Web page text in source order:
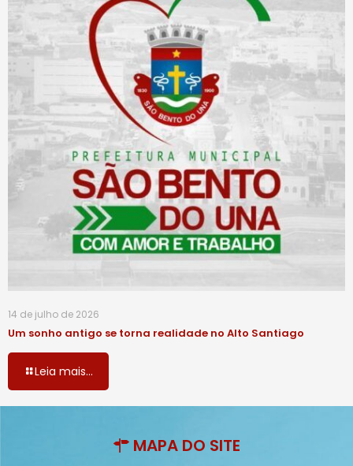
14 de julho de 2026
Um sonho antigo se torna realidade no Alto Santiago
Leia mais...
MAPA DO SITE